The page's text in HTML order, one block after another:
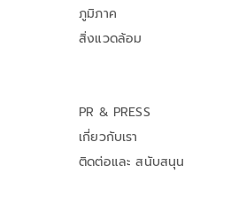
ภูมิภาค
สิ่งแวดล้อม
PR & PRESS
เกี่ยวกับเรา
ติดต่อและ สนับสนุน